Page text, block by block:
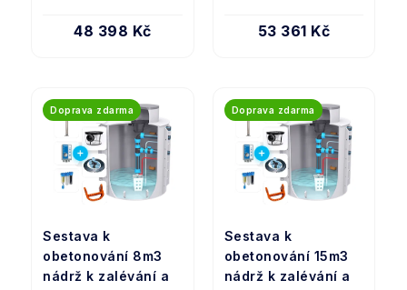
48 398 Kč 53 361 Kč
Sestava k
obetonování 8m3
nádrž k zalévání a
Doprava zdarma
Sestava k
obetonování 15m3
nádrž k zalévání a
Doprava zdarma